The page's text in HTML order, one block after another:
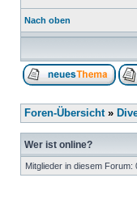
Nach oben
Foren-Übersicht»
Wer ist online?
Mitglieder in diesem